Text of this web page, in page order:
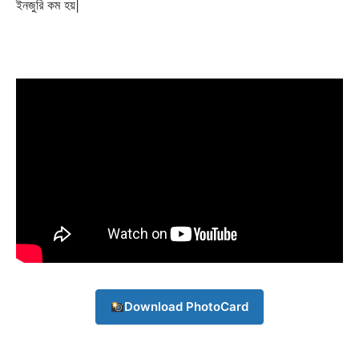
Company
Download PhotoCard
ইনজুরি কম হয়|
Download PhotoCard